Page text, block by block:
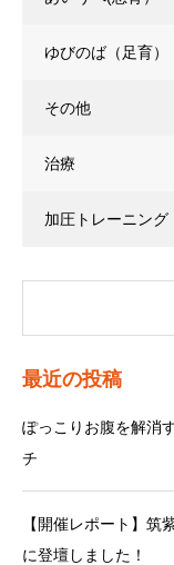
ゆびのば（足育）
その他
治療
加圧トレーニング
最近の投稿
ぽっこりお腹を解消
チ
【開催レポート】筑
に登壇しました！